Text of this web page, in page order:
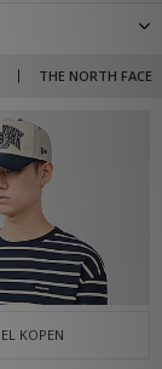
THE NORTH FACE
voor het eerst
aan caps
name it, we got it!
KOPEN